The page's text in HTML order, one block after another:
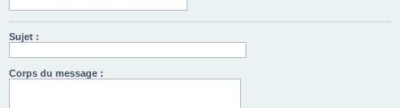
Sujet :
Corps du message :